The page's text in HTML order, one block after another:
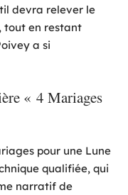
devra relever le
tout en restant
a si
« 4 Mariages
pour une Lune
qualifiée, qui
narratif de